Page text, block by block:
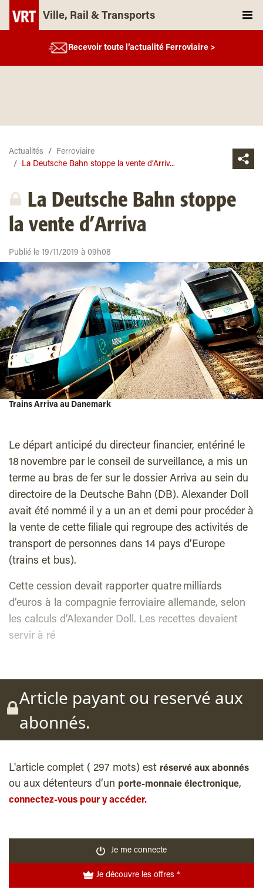
Ville, Rail & Transports
Recevoir toute l’actualité Ferroviaire >
Actualités
Ferroviaire
La Deutsche Bahn stoppe la vente d’Arriv...
La Deutsche Bahn stoppe
la vente d’Arriva
Publié le 19/11/2019 à 09h08
Trains Arriva au Danemark
Le départ anticipé du directeur financier, entériné le
18 novembre par le conseil de surveillance, a mis un
terme au bras de fer sur le dossier Arriva au sein du
directoire de la Deutsche Bahn (DB). Alexander Doll
avait été nommé il y a un an et demi pour procéder à
la vente de cette filiale qui regroupe des activités de
transport de personnes dans 14 pays d’Europe
(trains et bus).
Cette cession devait rapporter quatre milliards
d’euros à la compagnie ferroviaire allemande, selon
les calculs d’Alexander Doll. Les recettes devaient
servir à ré
Article payant ou reservé aux
abonnés.
L'article complet ( 297 mots) est réservé aux abonnés
ou aux détenteurs d’un porte-monnaie électronique,
connectez-vous pour y accéder.
Je me connecte
Je découvre les offres *